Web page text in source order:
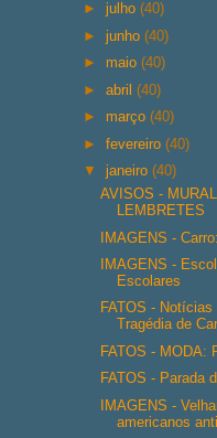
►julho(40)
►junho(40)
► maio(40)
►abril(40)
► março(40)
►fevereiro(40)
▼janeiro(40)
AVISOS -
LEMBRETES
IMAGENS -
IMAGENS -
Escolares
FATOS -
Tragédia de
FATOS - MODA:
FATOS - Parada
IMAGENS -
americanos